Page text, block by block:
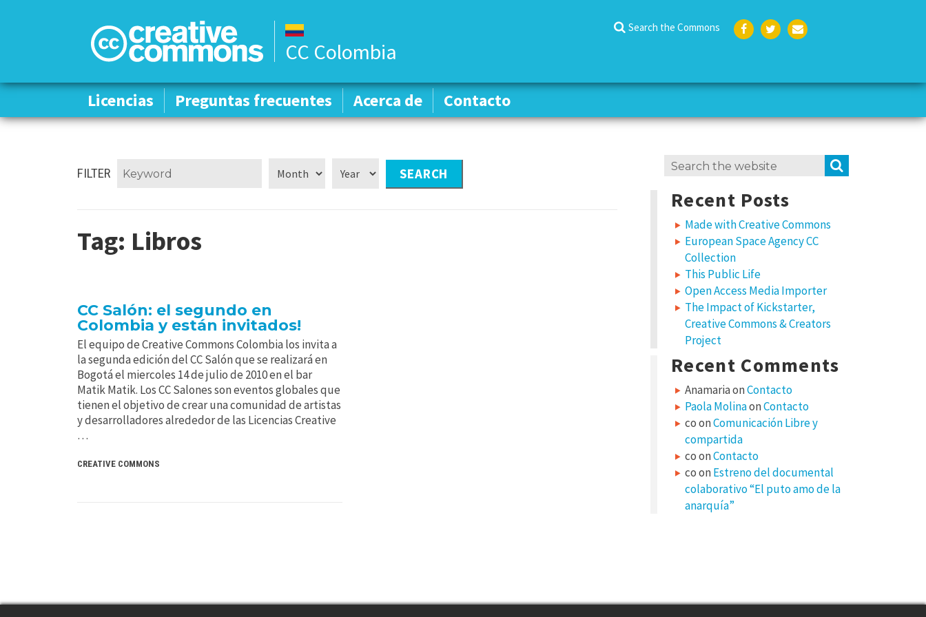
CC Colombia
Search the Commons
k
Licencias Preguntas frecuentes Acerca de Contacto
Licencias Preguntas frecuentes Acerca de Contacto
FILTER
Tag: Libros
CC Salón: el segundo en
Colombia y están invitados!
El equipo de Creative Commons Colombia los invita a
la segunda edición del CC Salón que se realizará en
Bogotá el miercoles 14 de julio de 2010 en el bar
Matik Matik. Los CC Salones son eventos globales que
tienen el objetivo de crear una comunidad de artistas
y desarrolladores alrededor de las Licencias Creative
…
CREATIVE COMMONS
Search
Recent Posts
Made with Creative Commons
European Space Agency CC
Collection
This Public Life
Open Access Media Importer
The Impact of Kickstarter,
Creative Commons & Creators
Project
Recent Comments
AnamariaonContacto
Paola MolinaonContacto
coonComunicación Libre y
compartida
coonContacto
coon Estreno del documental
colaborativo “El puto amo de la
anarquía”